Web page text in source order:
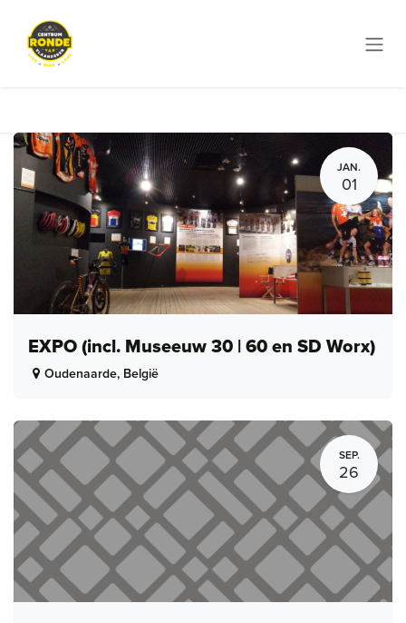
JAN.
01
EXPO (incl. Museeuw 30 | 60 en SD Worx)
Oudenaarde, België
SEP.
26